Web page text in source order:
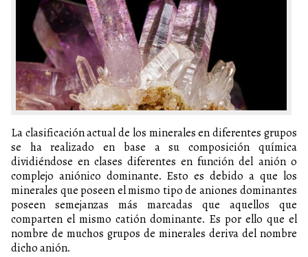
La clasificación actual de los minerales en diferentes grupos
se ha realizado en base a su composición química
dividiéndose en clases diferentes en función del anión o
complejo aniónico dominante. Esto es debido a que los
minerales que poseen el mismo tipo de aniones dominantes
poseen semejanzas más marcadas que aquellos que
comparten el mismo catión dominante. Es por ello que el
nombre de muchos grupos de minerales deriva del nombre
dicho anión.